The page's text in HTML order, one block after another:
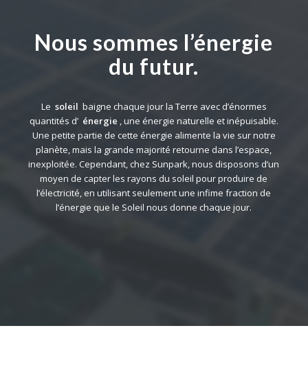
Nous sommes l’énergie
du futur.
Le soleil baigne chaque jour la Terre avec d’énormes
quantités d’ énergie , une énergie naturelle et inépuisable.
Une petite partie de cette énergie alimente la vie sur notre
planète, mais la grande majorité retourne dans l’espace,
inexploitée. Cependant, chez Sunpark, nous disposons d’un
moyen de capter les rayons du soleil pour produire de
l’électricité, en utilisant seulement une infime fraction de
l’énergie que le Soleil nous donne chaque jour.